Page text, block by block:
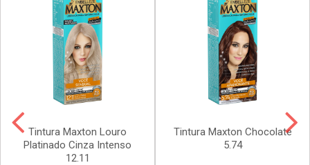
Tintura Maxton Louro
Platinado Cinza Intenso
12.11
Tintura Maxton Chocolate
5.74